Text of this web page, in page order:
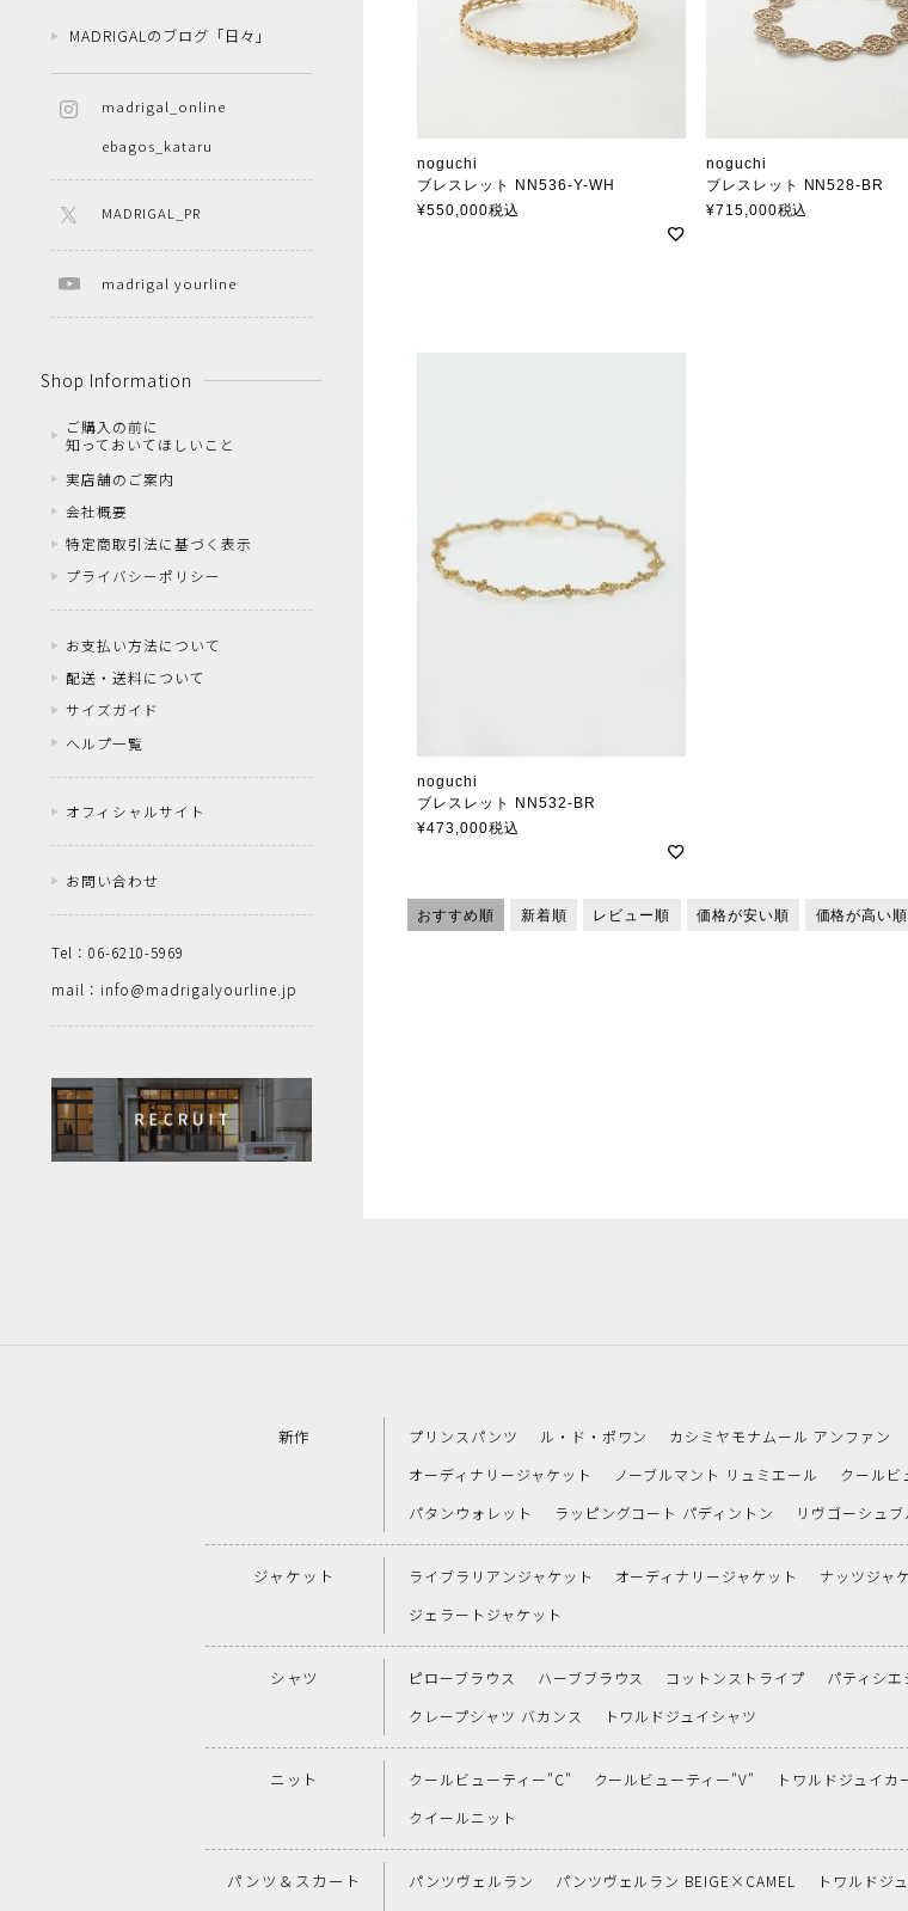
noguchi
ブレスレット NN536-Y-WH
ノグチ
¥550,000税込
noguchi
ブレスレット NN528-BR
ノグチ
¥715,000税込
noguchi
ブレスレット NN532-BR
ノグチ
¥473,000税込
おすすめ順 新着順 レビュー順 価格が安い順 価格が高い順
MADRIGALのブログ「日々」
madrigal_online
ebagos_kataru
MADRIGAL_PR
madrigal yourline
Shop Information
ご購入の前に
知っておいてほしいこと
実店舗のご案内
会社概要
特定商取引法に基づく表示
プライバシーポリシー
お支払い方法について
配送・送料について
サイズガイド
ヘルプ一覧
オフィシャルサイト
お問い合わせ
Tel：06-6210-5969
mail：info@madrigalyourline.jp
新作 プリンスパンツ ル・ド・ポワン カシミヤモナムール アンファン
オーディナリージャケット
ノーブルマント リュミエール クールビ
パタンウォレット
ラッピングコート パディントン リヴゴーシュブ
ジャケット ライブラリアンジャケット オーディナリージャケット ナッツジャ
ジェラートジャケット
シャツ ピローブラウス ハーブブラウス コットンストライプ パティシエ
クレープシャツ バカンス
トワルドジュイシャツ
ニット クールビューティー"C" クールビューティー"V" トワルドジュイカ
クイールニット
パンツ＆スカート パンツヴェルラン パンツヴェルラン BEIGE×CAMEL トワルドジ